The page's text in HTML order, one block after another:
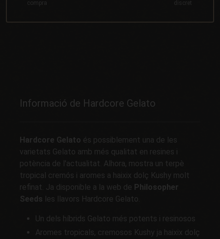
compra
discret
Informació de Hardcore Gelato
Hardcore Gelato és possiblement una de les
varietats Gelato amb més qualitat en resines i
potència de l'actualitat. Alhora, mostra un terpè
tropical cremós i aromes a haixix dolç Kushy molt
refinat. Ja disponible a la web de Philosopher
Seeds les llavors Hardcore Gelato.
Un dels híbrids Gelato més potents i resinosos
Aromes tropicals, cremosos Kushy ja haixix dolç